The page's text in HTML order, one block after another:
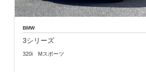
BMW
3シリーズ
320i Mスポーツ